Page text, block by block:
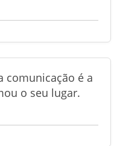
comunicação é a
o seu lugar.